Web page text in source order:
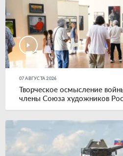
07 АВГУСТА 2026
Творческое осмысление
члены Союза художников